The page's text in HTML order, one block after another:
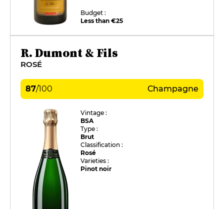
Budget :
Less than €25
R. Dumont & Fils
ROSÉ
87/100 Champagne
Vintage :
BSA
Type :
Brut
Classification :
Rosé
Varieties :
Pinot noir